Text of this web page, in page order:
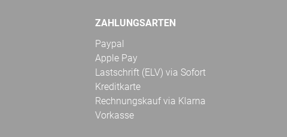
ZAHLUNGSARTEN
Paypal
Apple Pay
Lastschrift (ELV) via Sofort
Kreditkarte
Rechnungskauf via Klarna
Vorkasse